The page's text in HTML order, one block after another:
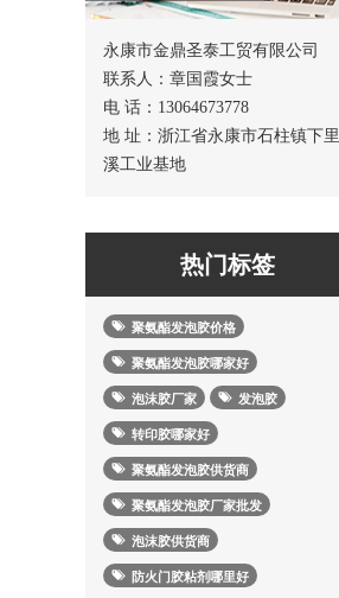
永康市金鼎圣泰工贸有限公司
联系人：章国霞女士
电 话：13064673778
地 址：浙江省永康市石柱镇下里
溪工业基地
热门标签
聚氨酯发泡胶价格
聚氨酯发泡胶哪家好
泡沫胶厂家 发泡胶
转印胶哪家好
聚氨酯发泡胶供货商
聚氨酯发泡胶厂家批发
泡沫胶供货商
防火门胶粘剂哪里好